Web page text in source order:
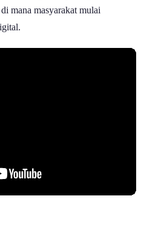
mana masyarakat mulai